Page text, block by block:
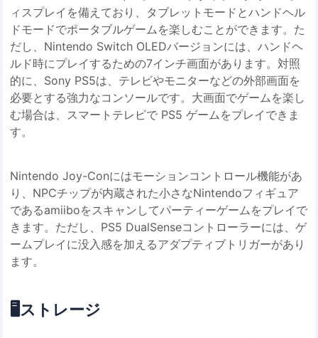
ィスプレイを備えており、タブレットモードとハンドヘル
ドモードでポータブルゲームを楽しむことができます。た
だし、Nintendo Switch OLEDバージョンには、ハンドヘ
ルド時にプレイするための7インチ画面があります。対照
的に、Sony PS5は、テレビやモニターなどの外部画面を
必要とする強力なコンソールです。大画面でゲームを楽し
む場合は、スマートテレビで PS5 ゲームをプレイできま
す。
Nintendo Joy-Conにはモーションコントロール機能があ
り、NPCチップが内蔵された小さなNintendoフィギュア
であるamiiboをスキャンしてパーティーゲームをプレイで
きます。ただし、PS5 DualSenseコントローラーには、ゲ
ームプレイに没入感を加えるアダプティブトリガーがあり
ます。
🖥️ ストレージ